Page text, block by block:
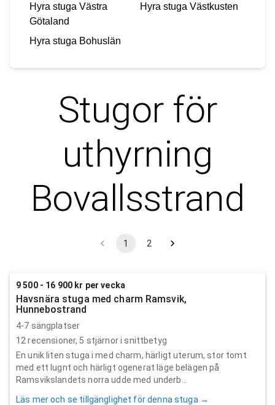
Hyra stuga Västra
Götaland
Hyra stuga Västkusten
Hyra stuga Bohuslän
Stugor för
uthyrning
Bovallsstrand
1 2
9 500 - 16 900 kr per vecka
Havsnära stuga med charm Ramsvik,
Hunnebostrand
4-7 sängplatser
12 recensioner, 5 stjärnor i snittbetyg
En unik liten stuga i med charm, härligt uterum, stor tomt
med ett lugnt och härligt ogenerat läge belägen på
Ramsvikslandets norra udde med underb...
Läs mer och se tillgänglighet för denna stuga →